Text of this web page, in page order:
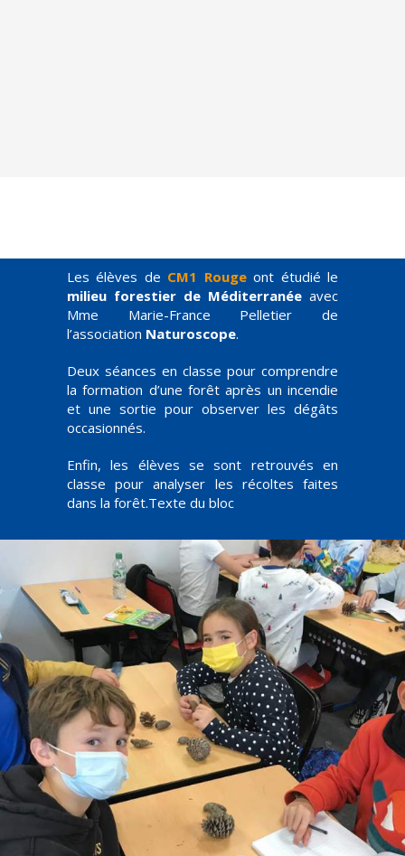
Les élèves de CM1 Rougeont étudié le
milieu forestier de Méditerranée avec
Mme Marie-France Pelletier de
l’association Naturoscope.
Deux séances en classe pour comprendre
la formation d’une forêt après un incendie
et une sortie pour observer les dégâts
occasionnés.
Enfin, les élèves se sont retrouvés en
classe pour analyser les récoltes faites
dans la forêt.Texte du bloc